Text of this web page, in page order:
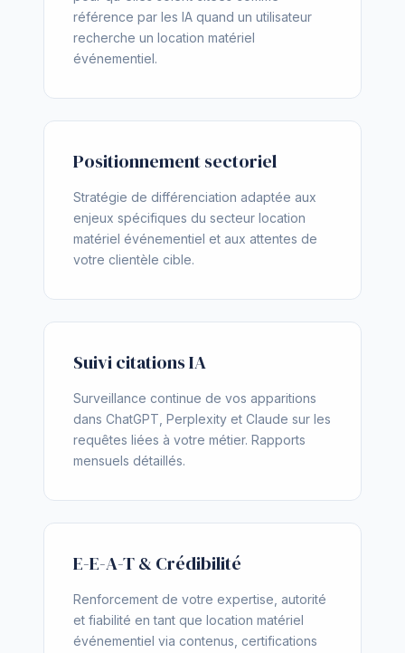
référence par les IA quand un utilisateur
recherche un location matériel
événementiel.
Positionnement sectoriel
Stratégie de différenciation adaptée aux
enjeux spécifiques du secteur location
matériel événementiel et aux attentes de
votre clientèle cible.
Suivi citations IA
Surveillance continue de vos apparitions
dans ChatGPT, Perplexity et Claude sur les
requêtes liées à votre métier. Rapports
mensuels détaillés.
E-E-A-T & Crédibilité
Renforcement de votre expertise, autorité
et fiabilité en tant que location matériel
événementiel via contenus, certifications